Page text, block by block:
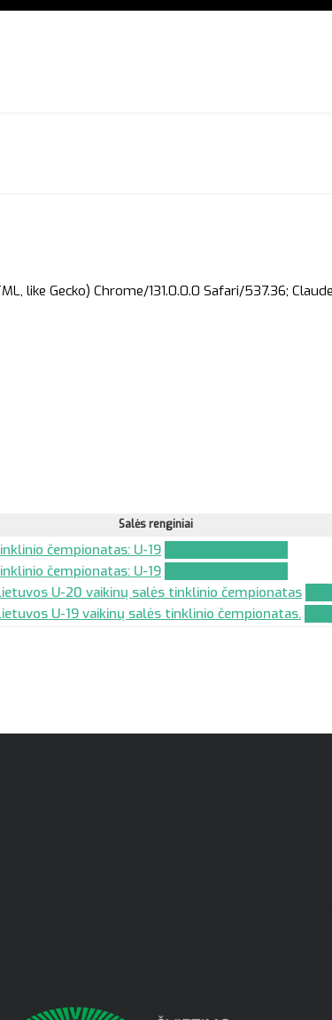
like Gecko) Chrome/131.0.0.0 Safari/537.36;
Salės renginiai
čempionatas: U-19
čempionatas: U-19
U-20 vaikinų salės tinklinio čempionatas
U-19 vaikinų salės tinklinio čempionatas.